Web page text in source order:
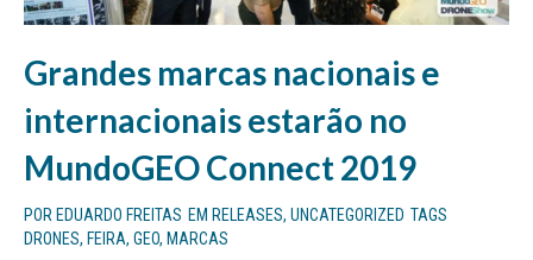
Grandes marcas nacionais e
internacionais estarão no
MundoGEO Connect 2019
POR EDUARDO FREITAS EM RELEASES, UNCATEGORIZED TAGS
DRONES, FEIRA, GEO, MARCAS